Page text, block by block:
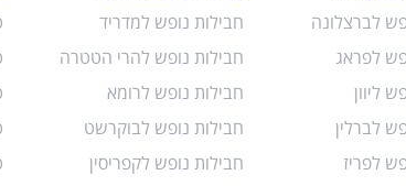
לברצלונה
לפראג
ליוון
לברלין
לפריז
חבילות נופש למדריד
חבילות נופש להרי הטטרה
חבילות נופש לרומא
חבילות נופש לבוקרשט
חבילות נופש לקפריסין